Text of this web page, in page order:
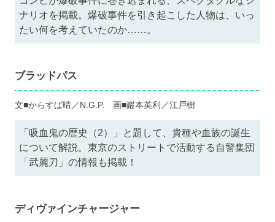
ナリオを掲載。爆破事件を引き起こした人物は、いっ
たい何を考えていたのか……。
ブラッドパス
文■からすば晴／N.G.P. 画■巖本英利／江戸樹
「吸血鬼の歴史（2）」と題して、貴種や血族の誕生
について解説。東京のストリートで活動する自警集団
「武麗刀」の情報も掲載！
ディヴァインチャージャー